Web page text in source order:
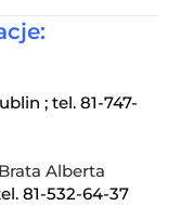
; tel. 81-747-
Alberta
81-532-64-37